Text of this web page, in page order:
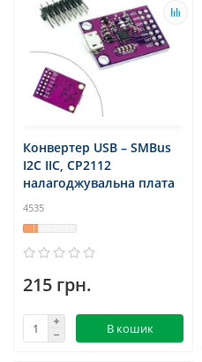
Конвертер USB – SMBus
I2C IIC, CP2112
налагоджувальна плата
4535
215 грн.
В кошик